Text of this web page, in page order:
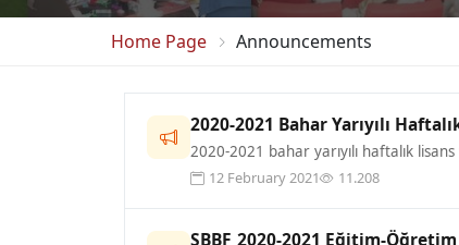
Home Page Announcements
2020-2021 Bahar Yarıyılı
2020-2021 bahar yarıyılı haftalık
12 February 2021
11.208
SBBF 2020-2021 Eğitim-